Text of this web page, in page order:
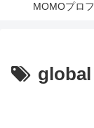
MOMOプロ